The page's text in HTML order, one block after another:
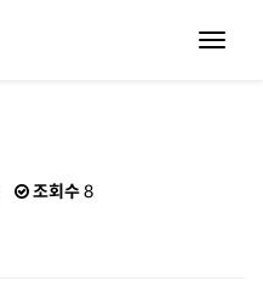
Toggle
조회수8